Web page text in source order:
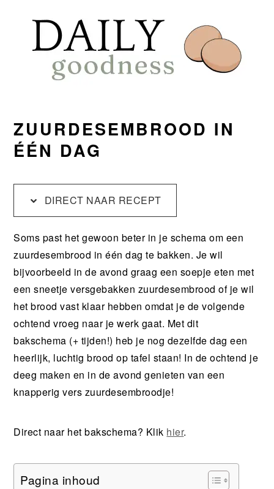
ZUURDESEMBROOD IN
ÉÉN DAG
DIRECT NAAR RECEPT
Soms past het gewoon beter in je schema om een
zuurdesembrood in één dag te bakken. Je wil
bijvoorbeeld in de avond graag een soepje eten met
een sneetje versgebakken zuurdesembrood of je wil
het brood vast klaar hebben omdat je de volgende
ochtend vroeg naar je werk gaat. Met dit
bakschema (+ tijden!) heb je nog dezelfde dag een
heerlijk, luchtig brood op tafel staan! In de ochtend je
deeg maken en in de avond genieten van een
knapperig vers zuurdesembroodje!
Direct naar het bakschema? Klik hier.
Pagina inhoud